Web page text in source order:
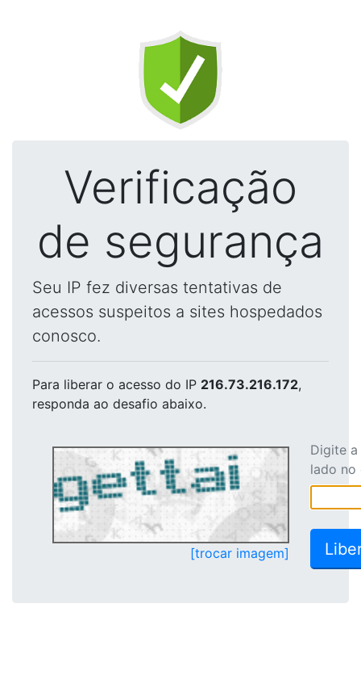
Verificação
de segurança
Seu IP fez diversas tentativas de
acessos suspeitos a sites hospedados
conosco.
Para liberar o acesso do IP 216.73.216.172,
responda ao desafio abaixo.
[trocar imagem]
Digite
lado no